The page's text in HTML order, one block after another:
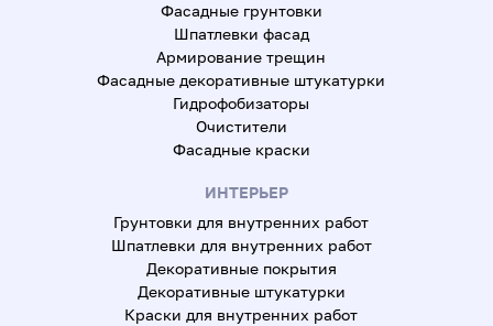
Фасадные грунтовки
Шпатлевки фасад
Армирование трещин
Фасадные декоративные штукатурки
Гидрофобизаторы
Очистители
Фасадные краски
ИНТЕРЬЕР
Грунтовки для внутренних работ
Шпатлевки для внутренних работ
Декоративные покрытия
Декоративные штукатурки
Краски для внутренних работ